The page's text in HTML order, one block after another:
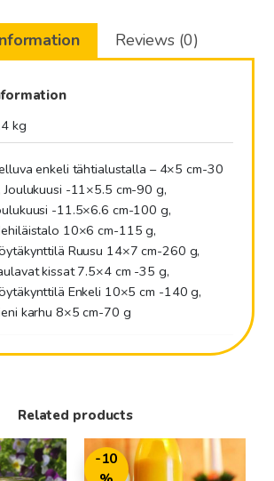
Reviews (0)
kg
enkeli tähtialustalla – 4×5 cm-30
Joulukuusi -11×5.5 cm-90 g,
-11.5×6.6 cm-100 g,
10×6 cm-115 g,
Ruusu 14×7 cm-260 g,
kissat 7.5×4 cm -35 g,
Enkeli 10×5 cm -140 g,
karhu 8×5 cm-70 g
Related products
-10
This
product